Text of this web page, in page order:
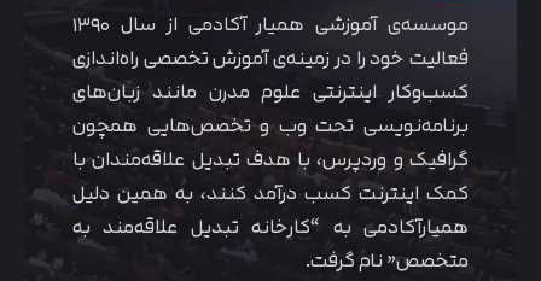
موسسه‌ی آموزشی همیار آکادمی از سال ۱۳۹۰
فعالیت خود را در زمینه‌ی آموزش تخصصی راه‌اندازی
کسب‌و‌کار اینترنتی علوم مدرن مانند زبان‌های
برنامه‌نویسی تحت وب و تخصص‌هایی همچون
گرافیک و وردپرس، با هدف تبدیل علاقه‌مندان با
کمک اینترنت کسب درآمد کنند، به همین دلیل
همیارآکادمی به “کارخانه تبدیل علاقه‌مند به
متخصص” نام گرفت.